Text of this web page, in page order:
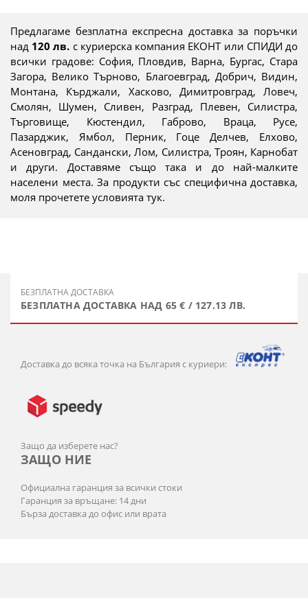
Предлагаме безплатна експресна доставка за поръчки
над 120 лв. с куриерска компания ЕКОНТ или СПИДИ до
всички градове: София, Пловдив, Варна, Бургас, Стара
Загора, Велико Търново, Благоевград, Добрич, Видин,
Монтана, Кърджали, Хасково, Димитровград, Ловеч,
Смолян, Шумен, Сливен, Разград, Плевен, Силистра,
Търговище, Кюстендил, Габрово, Враца, Русе,
Пазарджик, Ямбол, Перник, Гоце Делчев, Елхово,
Асеновград, Сандански, Лом, Силистра, Троян, Карнобат
и други. Доставяме също така и до най-малките
населени места. За продукти със специфична доставка,
моля прочетете условията тук.
БЕЗПЛАТНА ДОСТАВКА
БЕЗПЛАТНА ДОСТАВКА НАД 65 € / 127.13 ЛВ.
Доставка до всяка точка на България с куриери:
Защо да изберете нас?
ЗАЩО НИЕ
Официална гаранция за всички стоки
Гаранция за връщане: 14 дни
Бърза доставка до офис или врата